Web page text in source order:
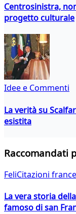
Centrosinistra,
progetto culturale
Idee e Commenti
La verità su
esistita
Raccomandati
FeliCitazioni
La vera storia
famoso di san